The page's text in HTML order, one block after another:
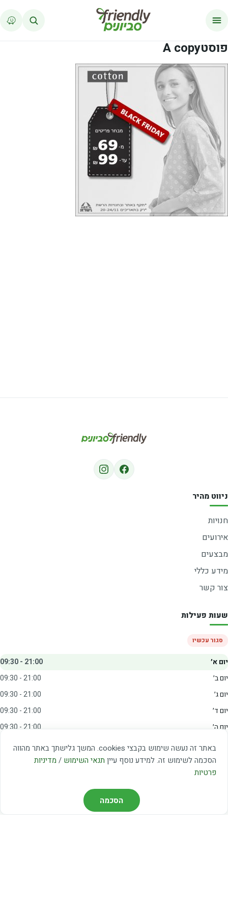
באתר זה נעשה שימוש בקבצי cookies. המשך גלישתך באתר מהווה
הסכמה לשימוש זה. למידע נוסף עיין תנאי השימוש / מדיניות
פרטיות
הסכמה
פוסטA copy
ניווט מהיר
חנויות
אירועים
מבצעים
מידע כללי
צור קשר
שעות פעילות
סגור עכשיו
יום א׳
09:30 - 21:00
יום ב׳
09:30 - 21:00
יום ג׳
09:30 - 21:00
יום ד׳
09:30 - 21:00
יום ה׳
09:30 - 21:00
09:00 - 15:00
שבת
20:00 - 23:00